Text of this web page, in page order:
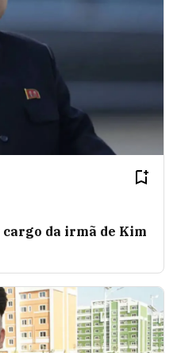
da irmã de Kim